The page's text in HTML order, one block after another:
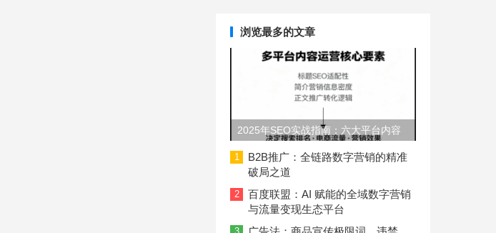
浏览最多的文章
2025年SEO实战指南：六大平台内容
长度与结构规范
1
B2B推广：全链路数字营销的精准
破局之道
2
百度联盟：AI 赋能的全域数字营销
与流量变现生态平台